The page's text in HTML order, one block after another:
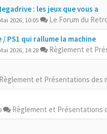
: les jeux que vous a
2026, 10:05 Le Forum du
PS1 qui rallume la machine
2026, 14:28 Règlement et
Règlement et Présentations des
Règlement et Présentations